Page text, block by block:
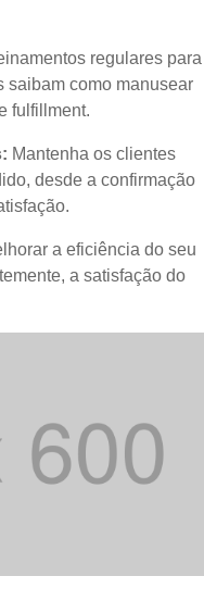
regulares para
saibam como manusear
fulfillment.
Mantenha os clientes
desde a confirmação
a eficiência do seu
a satisfação do